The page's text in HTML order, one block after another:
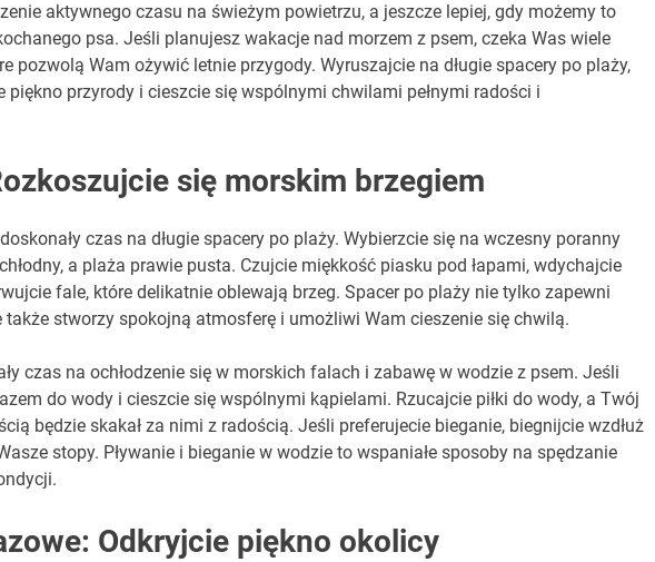
aktywnego czasu na świeżym powietrzu, a jeszcze lepiej, gdy możemy to
psa. Jeśli planujesz wakacje nad morzem z psem, czeka Was wiele
pozwolą Wam ożywić letnie przygody. Wyruszajcie na długie spacery po plaży,
piękno przyrody i cieszcie się wspólnymi chwilami pełnymi radości i
się morskim brzegiem
czas na długie spacery po plaży. Wybierzcie się na wczesny poranny
a plaża prawie pusta. Czujcie miękkość piasku pod łapami, wdychajcie
fale, które delikatnie oblewają brzeg. Spacer po plaży nie tylko zapewni
także stworzy spokojną atmosferę i umożliwi Wam cieszenie się chwilą.
czas na ochłodzenie się w morskich falach i zabawę w wodzie z psem. Jeśli
do wody i cieszcie się wspólnymi kąpielami. Rzucajcie piłki do wody, a Twój
będzie skakał za nimi z radością. Jeśli preferujecie bieganie, biegnijcie wzdłuż
stopy. Pływanie i bieganie w wodzie to wspaniałe sposoby na spędzanie
Odkryjcie piękno okolicy